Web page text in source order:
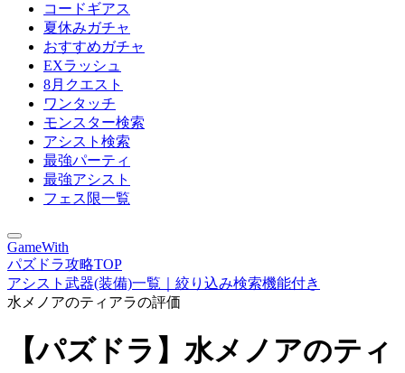
コードギアス
夏休みガチャ
おすすめガチャ
EXラッシュ
8月クエスト
ワンタッチ
モンスター検索
アシスト検索
最強パーティ
最強アシスト
フェス限一覧
GameWith
パズドラ攻略TOP
アシスト武器(装備)一覧｜絞り込み検索機能付き
水メノアのティアラの評価
【パズドラ】水メノアのティ